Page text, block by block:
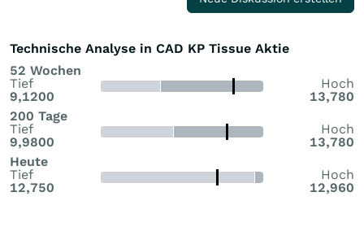
Technische Analyse in CAD KP Tissue Aktie
52 Wochen
Tief
9,1200
Hoch
13,780
200 Tage
Tief
9,9800
Hoch
13,780
Heute
Tief
12,750
Hoch
12,960